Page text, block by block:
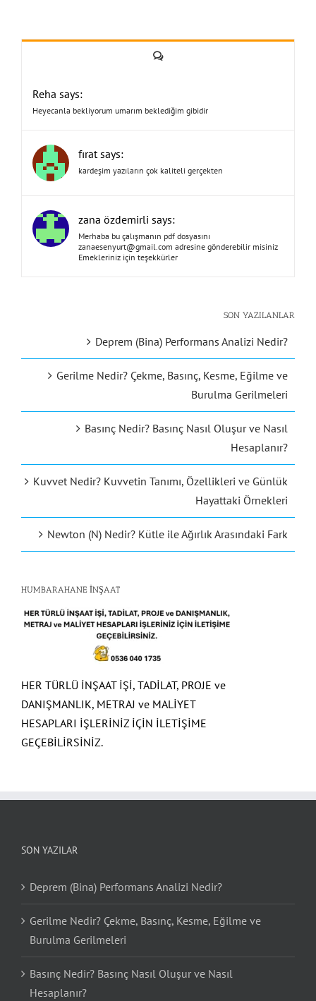
Yorum
Reha says:
Heyecanla bekliyorum umarım beklediğim gibidir
fırat says:
kardeşim yazıların çok kaliteli gerçekten
zana özdemirli says:
Merhaba bu çalışmanın pdf dosyasını
zanaesenyurt@gmail.com adresine gönderebilir misiniz
Emekleriniz için teşekkürler
SON YAZILANLAR
Deprem (Bina) Performans Analizi Nedir?
Gerilme Nedir? Çekme, Basınç, Kesme, Eğilme ve
Burulma Gerilmeleri
Basınç Nedir? Basınç Nasıl Oluşur ve Nasıl
Hesaplanır?
Kuvvet Nedir? Kuvvetin Tanımı, Özellikleri ve Günlük
Hayattaki Örnekleri
Newton (N) Nedir? Kütle ile Ağırlık Arasındaki Fark
HUMBARAHANE İNŞAAT
HER TÜRLÜ İNŞAAT İŞİ, TADİLAT, PROJE ve
DANIŞMANLIK, METRAJ ve MALİYET
HESAPLARI İŞLERİNİZ İÇİN İLETİŞİME
GEÇEBİLİRSİNİZ.
SON YAZILAR
Deprem (Bina) Performans Analizi Nedir?
Gerilme Nedir? Çekme, Basınç, Kesme, Eğilme ve
Burulma Gerilmeleri
Basınç Nedir? Basınç Nasıl Oluşur ve Nasıl
Hesaplanır?